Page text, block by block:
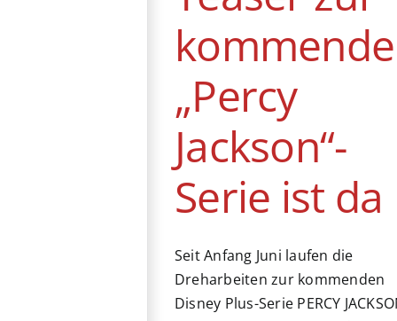
„Percy
Jackson“-
Serie ist da
Seit Anfang Juni laufen die
Dreharbeiten zur kommenden
Disney Plus-Serie PERCY